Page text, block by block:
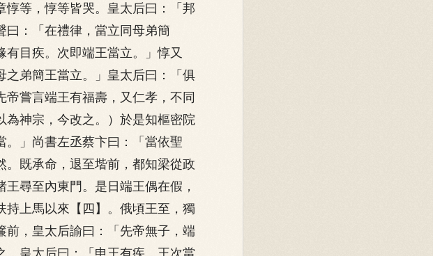
等，惇等皆哭。皇太后曰：「邦
曰：「在禮律，當立同母弟簡
目疾。次即端王當立。」惇又
之弟簡王當立。」皇太后曰：「俱
嘗言端王有福壽，又仁孝，不同
為神宗，今改之。）於是知樞密院
。」尚書左丞蔡卞曰：「當依聖
。既承命，退至堦前，都知梁從政
尋至內東門。是日端王偶在假，
持上馬以來【四】。俄頃王至，獨
前，皇太后諭曰：「先帝無子，端
，皇太后曰：「申王有疾，王次當